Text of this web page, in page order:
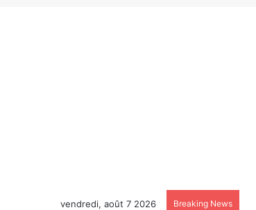
vendredi, août 7 2026 Breaking News